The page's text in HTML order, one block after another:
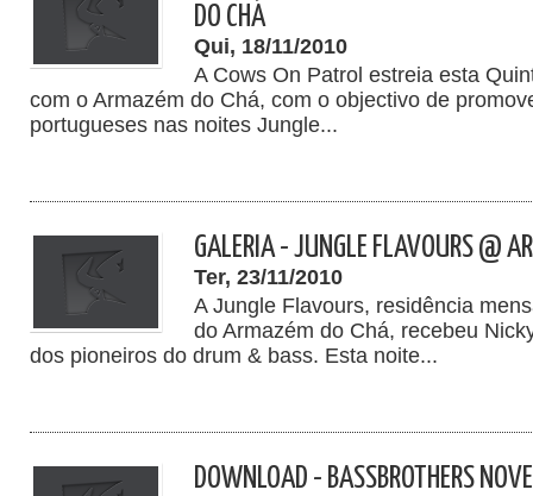
DO CHÁ
Qui, 18/11/2010
A Cows On Patrol estreia esta
com o Armazém do Chá, com o objectivo de
portugueses nas noites Jungle...
GALERIA - JUNGLE FLAVOURS @
Ter, 23/11/2010
A Jungle Flavours, residência
do Armazém do Chá, recebeu
dos pioneiros do drum & bass. Esta noite...
DOWNLOAD - BASSBROTHERS